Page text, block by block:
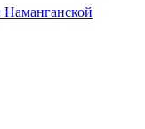
Наманганской